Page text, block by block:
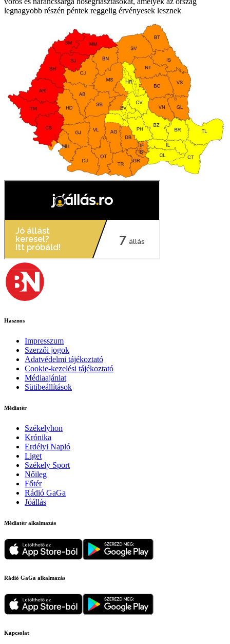
legnagyobb részén péntek reggelig érvényesek lesznek
Hasznos
Impresszum
Szerzői jogok
Adatvédelmi tájékoztató
Cookie-kezelési tájékoztató
Médiaajánlat
Sütibeállítások
Médiatér
Székelyhon
Krónika
Erdélyi Napló
Liget
Székely Sport
Nőileg
Főtér
Rádió GaGa
Jóállás
Médiatér alkalmazás
Rádió GaGa alkalmazás
Kapcsolat